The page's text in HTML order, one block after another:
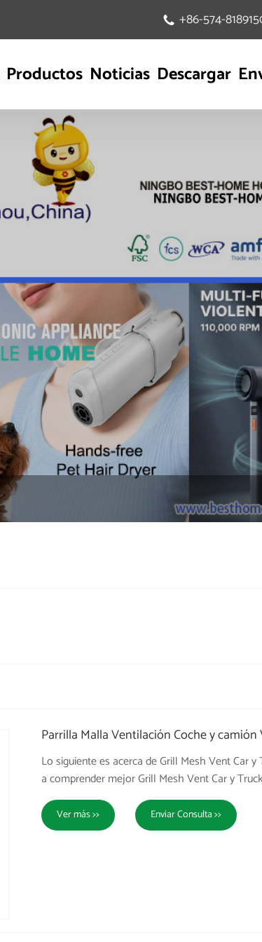
 +86-574-
Productos Noticias Descargar
Parrilla Malla Ventilación Coche y
Lo siguiente es acerca de Grill Mesh Vent Car
a comprender mejor Grill Mesh Vent Car y
Ver más >> Enviar Consulta >>